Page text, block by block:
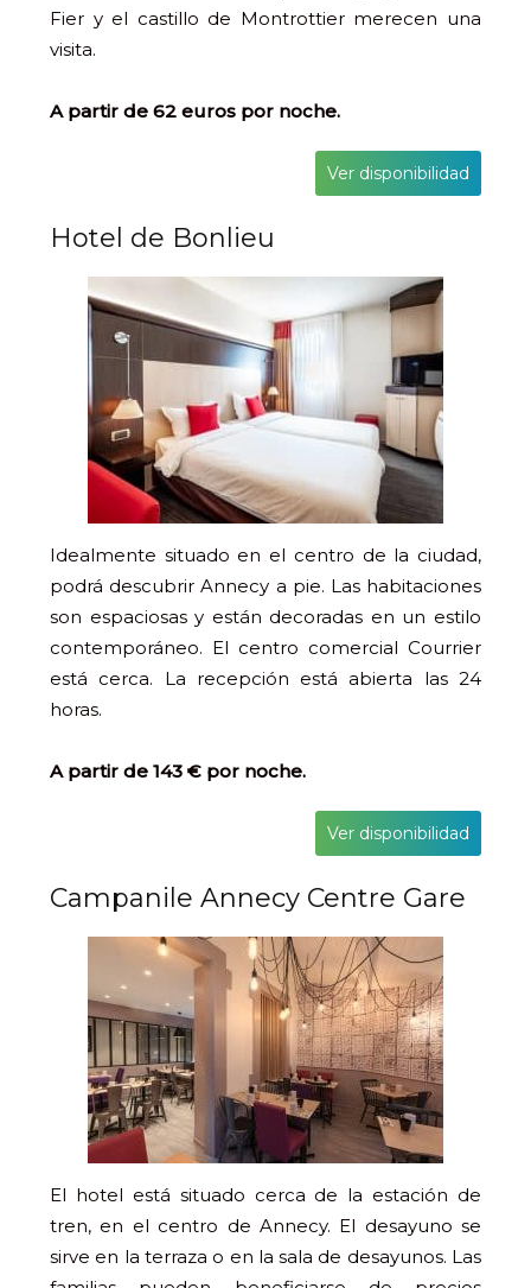
Fier y el castillo de Montrottier merecen una
visita.
A partir de 62 euros por noche.
Ver disponibilidad
Hotel de Bonlieu
Idealmente situado en el centro de la ciudad,
podrá descubrir Annecy a pie. Las habitaciones
son espaciosas y están decoradas en un estilo
contemporáneo. El centro comercial Courrier
está cerca. La recepción está abierta las 24
horas.
A partir de 143 € por noche.
Ver disponibilidad
Campanile Annecy Centre Gare
El hotel está situado cerca de la estación de
tren, en el centro de Annecy. El desayuno se
sirve en la terraza o en la sala de desayunos. Las